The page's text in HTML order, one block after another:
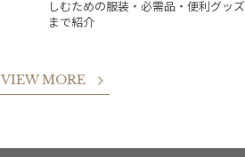
しむための服装・必需品・便利グッズ
まで紹介
VIEW MORE